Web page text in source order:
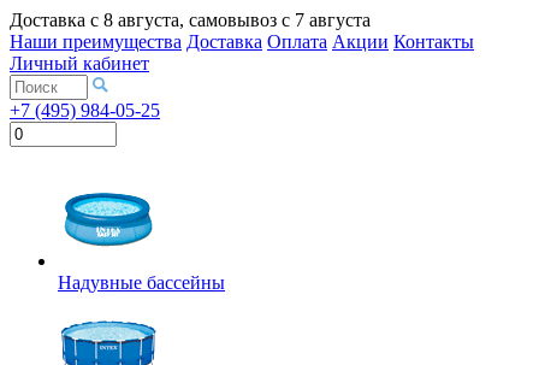
Доставка с 8 августа, самовывоз с 7 августа
Наши преимущества Доставка Оплата Акции Контакты
Личный кабинет
+7 (495) 984-05-25
Надувные бассейны